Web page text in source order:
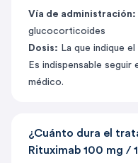
Vía de administración:
glucocorticoides
Dosis: La que indique
Es indispensable
médico.
¿Cuánto dura el
Rituximab 100 mg /